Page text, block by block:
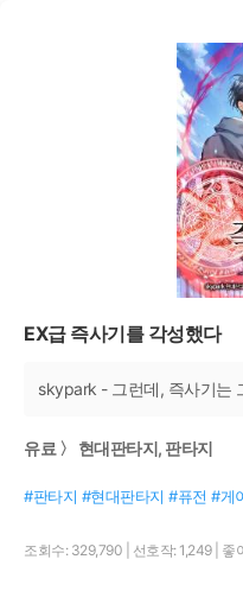
EX급 즉사기를 각성했다
skypark - 그런데, 즉사기는
유료 〉 현대판타지, 판타지
#판타지 #현대판타지 #퓨전 #게
조회수: 329,790 선호작: 1,249 좋